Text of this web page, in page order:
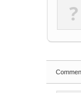
?